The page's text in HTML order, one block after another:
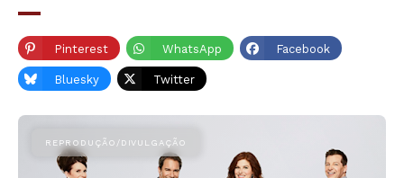
Pinterest WhatsApp Facebook
Bluesky Twitter